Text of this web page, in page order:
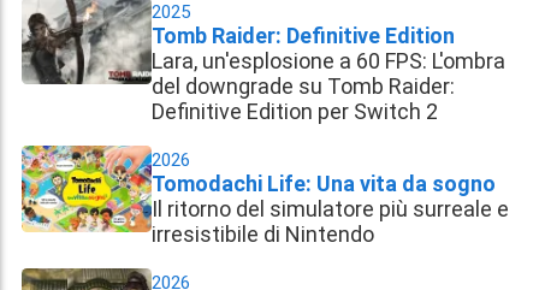
2025
Tomb Raider: Definitive Edition
Lara, un'esplosione a 60 FPS: L'ombra
del downgrade su Tomb Raider:
Definitive Edition per Switch 2
2026
Tomodachi Life: Una vita da sogno
Il ritorno del simulatore più surreale e
irresistibile di Nintendo
2026